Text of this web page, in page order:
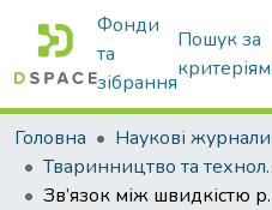
Фонди
та
зібрання
Пошук за
Головна
Тваринництво
Зв’язок між швидкістю росту та